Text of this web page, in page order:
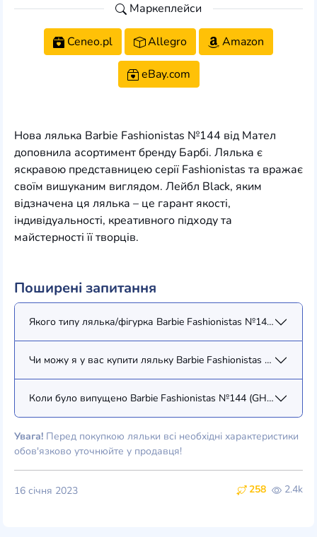
Маркеплейси
Ceneo.pl Allegro Amazon
eBay.com
Нова лялька Barbie Fashionistas №144 від Мател
доповнила асортимент бренду Барбі. Лялька є
яскравою представницею серії Fashionistas та вражає
своїм вишуканим виглядом. Лейбл Black, яким
відзначена ця лялька – це гарант якості,
індивідуальності, креативного підходу та
майстерності її творців.
Поширені запитання
Якого типу лялька/фігурка Barbie Fashionistas №144
Чи можу я у вас купити ляльку Barbie Fashionistas №144
Коли було випущено Barbie Fashionistas №144 (GHW58)?
Увага! Перед покупкою ляльки всі необхідні характеристики
обов'язково уточнюйте у продавця!
258 2.4k
16 січня 2023